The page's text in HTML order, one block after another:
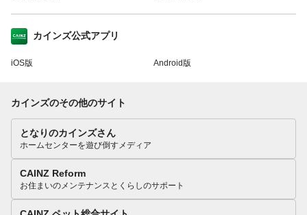
カインズ公式アプリ
iOS版 Android版
カインズのその他のサイト
となりのカインズさん
ホームセンターを遊び倒すメディア
CAINZ Reform
お住まいのメンテナンスとくらしのサポート